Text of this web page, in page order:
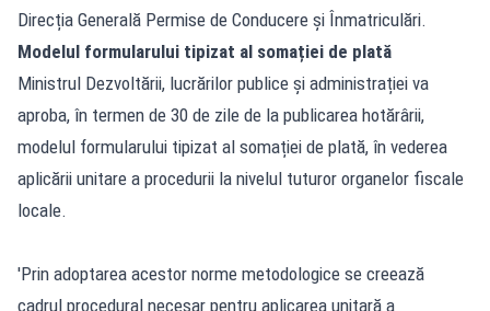
Direcția Generală Permise de Conducere și Înmatriculări.
Modelul formularului tipizat al somației de plată
Ministrul Dezvoltării, lucrărilor publice și administrației va
aproba, în termen de 30 de zile de la publicarea hotărârii,
modelul formularului tipizat al somației de plată, în vederea
aplicării unitare a procedurii la nivelul tuturor organelor fiscale
locale.
'Prin adoptarea acestor norme metodologice se creează
cadrul procedural necesar pentru aplicarea unitară a